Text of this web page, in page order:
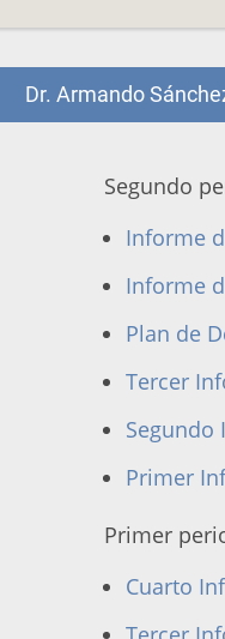
Dr. Armando
Segundo
Informe
Informe
Plan de
Tercer
Segundo
Primer
Primer
Cuarto